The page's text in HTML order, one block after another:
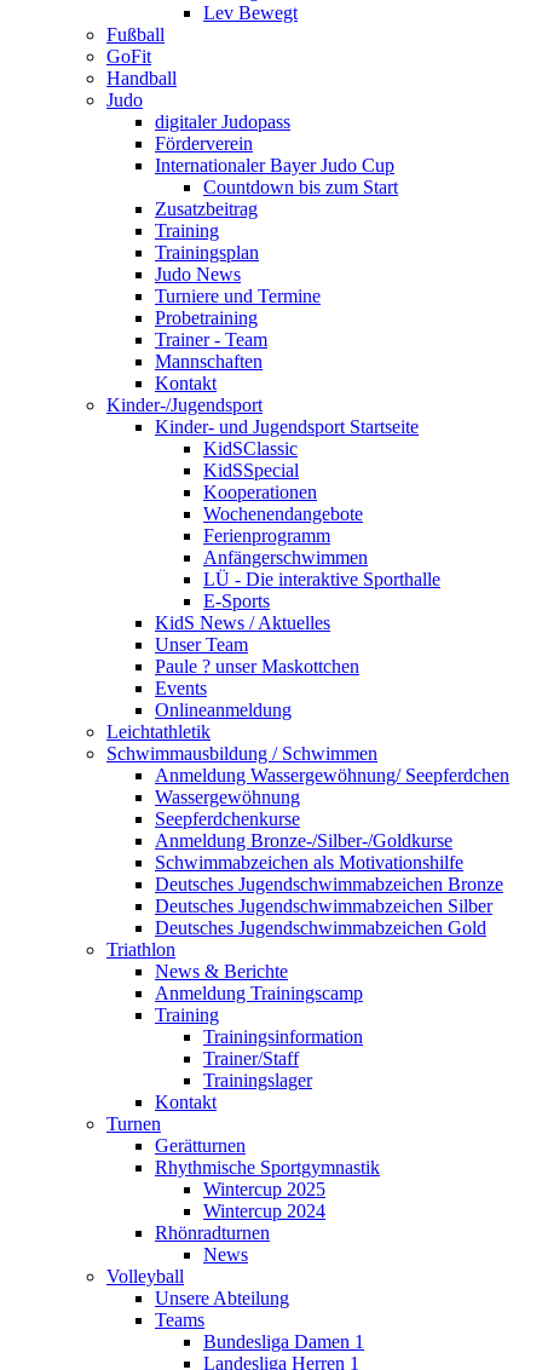
Lev Bewegt
Fußball
GoFit
Handball
Judo
digitaler Judopass
Förderverein
Internationaler Bayer Judo Cup
Countdown bis zum Start
Zusatzbeitrag
Training
Trainingsplan
Judo News
Turniere und Termine
Probetraining
Trainer - Team
Mannschaften
Kontakt
Kinder-/Jugendsport
Kinder- und Jugendsport Startseite
KidSClassic
KidSSpecial
Kooperationen
Wochenendangebote
Ferienprogramm
Anfängerschwimmen
LÜ - Die interaktive Sporthalle
E-Sports
KidS News / Aktuelles
Unser Team
Paule ? unser Maskottchen
Events
Onlineanmeldung
Leichtathletik
Schwimmausbildung / Schwimmen
Anmeldung Wassergewöhnung/ Seepferdchen
Wassergewöhnung
Seepferdchenkurse
Anmeldung Bronze-/Silber-/Goldkurse
Schwimmabzeichen als Motivationshilfe
Deutsches Jugendschwimmabzeichen Bronze
Deutsches Jugendschwimmabzeichen Silber
Deutsches Jugendschwimmabzeichen Gold
Triathlon
News & Berichte
Anmeldung Trainingscamp
Training
Trainingsinformation
Trainer/Staff
Trainingslager
Kontakt
Turnen
Gerätturnen
Rhythmische Sportgymnastik
Wintercup 2025
Wintercup 2024
Rhönradturnen
News
Volleyball
Unsere Abteilung
Teams
Bundesliga Damen 1
Landesliga Herren 1